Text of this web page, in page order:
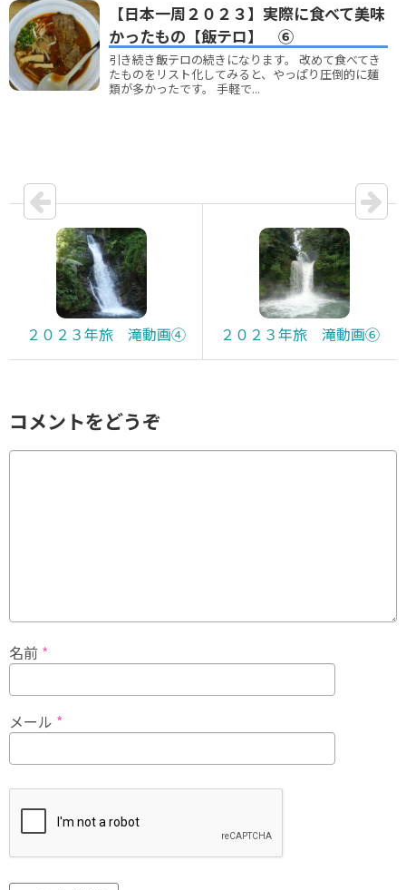
【日本一周２０２３】実際に食べて美味
かったもの【飯テロ】 ⑥
引き続き飯テロの続きになります。 改めて食べてき
たものをリスト化してみると、やっぱり圧倒的に麺
類が多かったです。 手軽で...
２０２３年旅 滝動画④ ２０２３年旅 滝動画⑥
コメントをどうぞ
名前 *
メール *